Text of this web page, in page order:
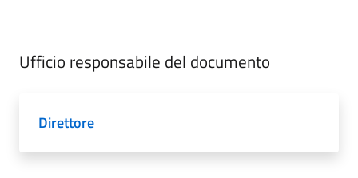
Ufficio responsabile del documento
Direttore